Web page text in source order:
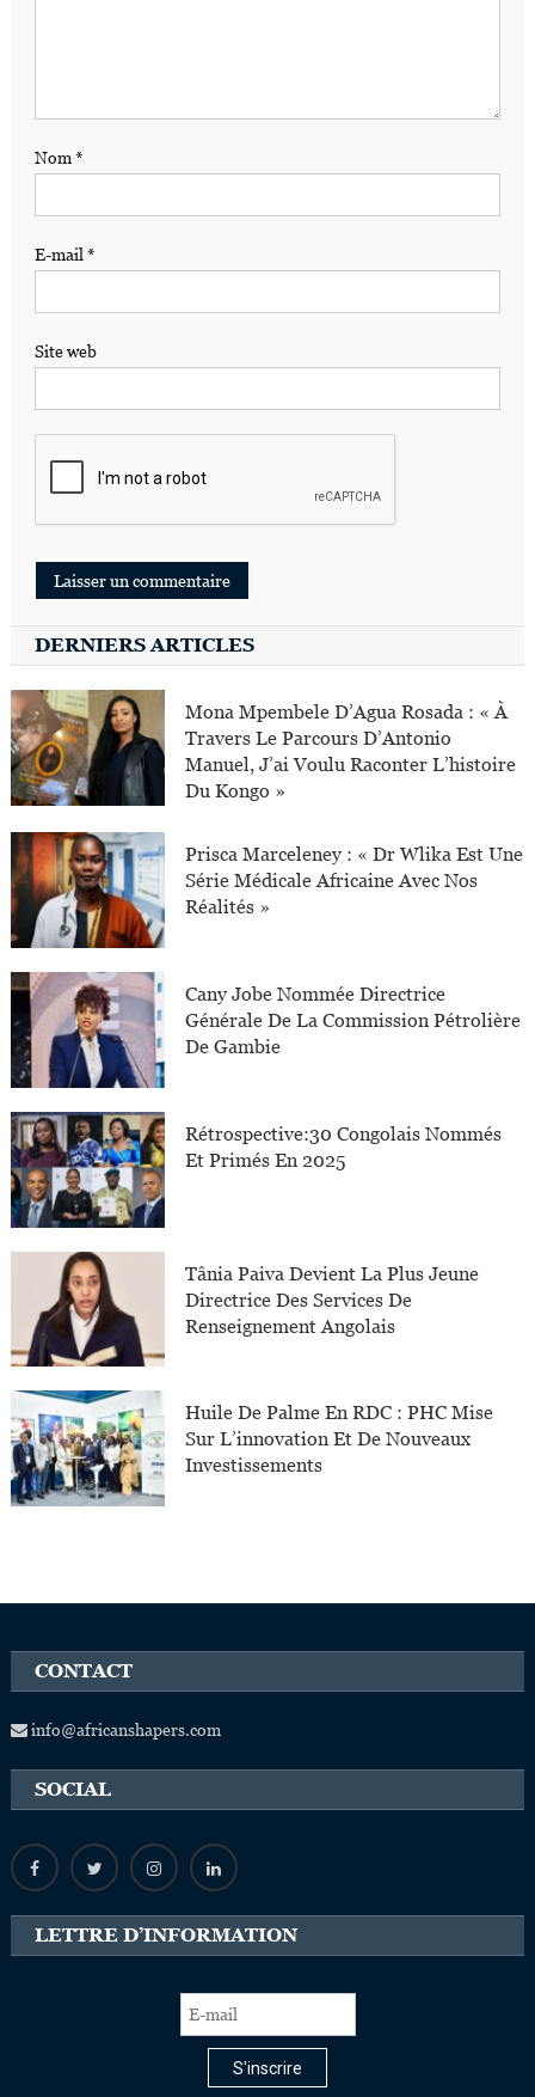
Nom*
E-mail*
Site web
DERNIERS ARTICLES
Mona Mpembele D’Agua Rosada : « À
Travers Le Parcours D’Antonio
Manuel, J’ai Voulu Raconter L’histoire
Du Kongo »
Prisca Marceleney : « Dr Wlika Est Une
Série Médicale Africaine Avec Nos
Réalités »
Cany Jobe Nommée Directrice
Générale De La Commission Pétrolière
De Gambie
Rétrospective:30 Congolais Nommés
Et Primés En 2025
Tânia Paiva Devient La Plus Jeune
Directrice Des Services De
Renseignement Angolais
Huile De Palme En RDC : PHC Mise
Sur L’innovation Et De Nouveaux
Investissements
CONTACT
info@africanshapers.com
SOCIAL
LETTRE D’INFORMATION
S'inscrire